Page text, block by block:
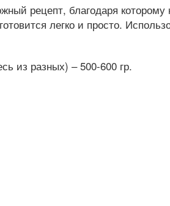
рецепт, благодаря
легко и просто.
из разных) – 500-600 гр.